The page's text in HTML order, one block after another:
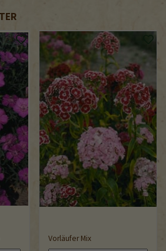
Vorläufer Mix